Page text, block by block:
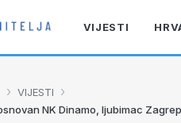
VIJESTI
› VIJESTI ›
NK Dinamo, ljubimac